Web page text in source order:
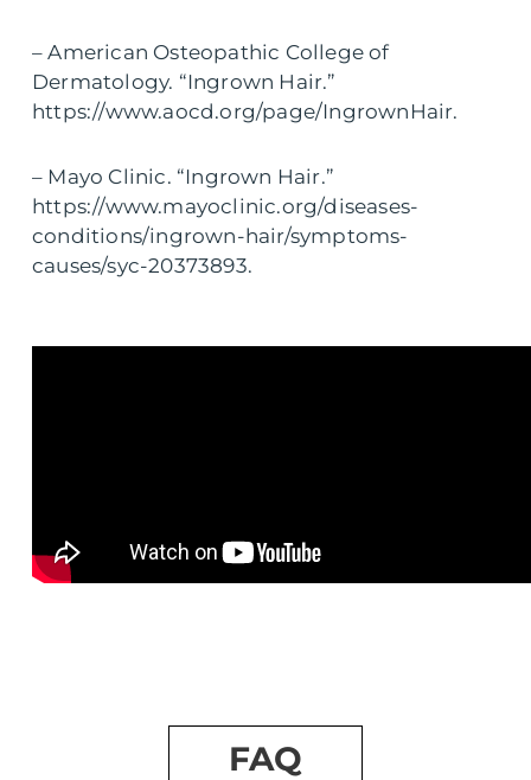
– American Osteopathic College of
Dermatology. “Ingrown Hair.”
https://www.aocd.org/page/IngrownHair.
– Mayo Clinic. “Ingrown Hair.”
https://www.mayoclinic.org/diseases-
conditions/ingrown-hair/symptoms-
causes/syc-20373893.
FAQ